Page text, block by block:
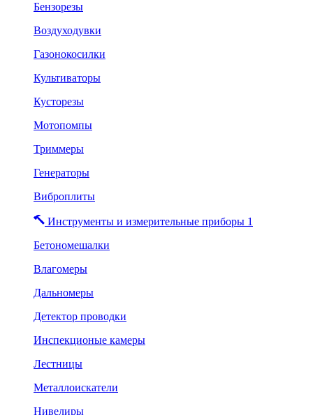
Бензорезы
Воздуходувки
Газонокосилки
Культиваторы
Кусторезы
Мотопомпы
Триммеры
Генераторы
Виброплиты
Инструменты и измерительные приборы 1
Бетономешалки
Влагомеры
Дальномеры
Детектор проводки
Инспекционые камеры
Лестницы
Металлоискатели
Нивелиры